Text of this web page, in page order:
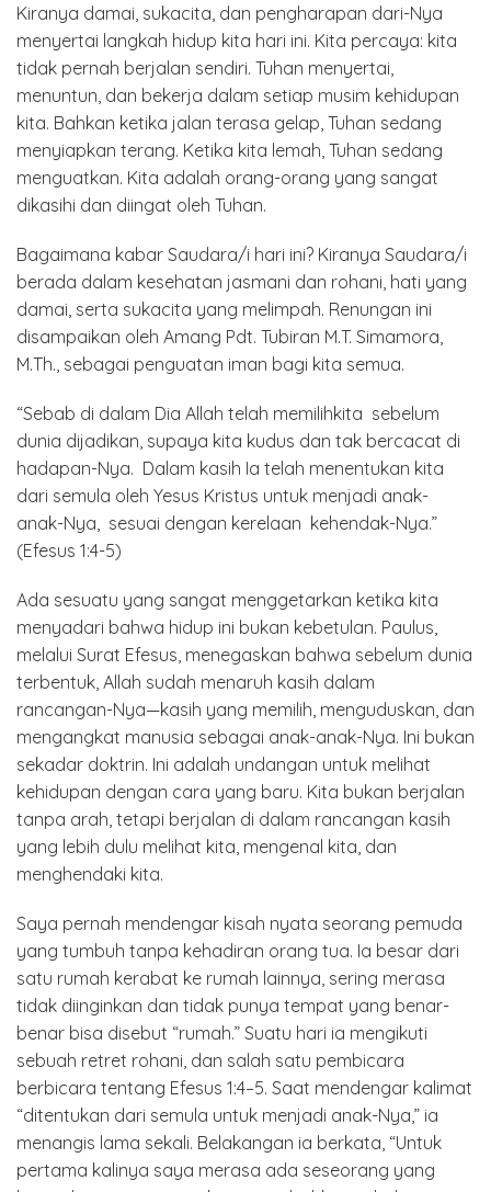
Kiranya damai, sukacita, dan pengharapan dari-Nya
menyertai langkah hidup kita hari ini. Kita percaya: kita
tidak pernah berjalan sendiri. Tuhan menyertai,
menuntun, dan bekerja dalam setiap musim kehidupan
kita. Bahkan ketika jalan terasa gelap, Tuhan sedang
menyiapkan terang. Ketika kita lemah, Tuhan sedang
menguatkan. Kita adalah orang-orang yang sangat
dikasihi dan diingat oleh Tuhan.
Bagaimana kabar Saudara/i hari ini? Kiranya Saudara/i
berada dalam kesehatan jasmani dan rohani, hati yang
damai, serta sukacita yang melimpah. Renungan ini
disampaikan oleh Amang Pdt. Tubiran M.T. Simamora,
M.Th., sebagai penguatan iman bagi kita semua.
“Sebab di dalam Dia Allah telah memilihkita sebelum
dunia dijadikan, supaya kita kudus dan tak bercacat di
hadapan-Nya. Dalam kasih Ia telah menentukan kita
dari semula oleh Yesus Kristus untuk menjadi anak-
anak-Nya, sesuai dengan kerelaan kehendak-Nya.”
(Efesus 1:4-5)
Ada sesuatu yang sangat menggetarkan ketika kita
menyadari bahwa hidup ini bukan kebetulan. Paulus,
melalui Surat Efesus, menegaskan bahwa sebelum dunia
terbentuk, Allah sudah menaruh kasih dalam
rancangan-Nya—kasih yang memilih, menguduskan, dan
mengangkat manusia sebagai anak-anak-Nya. Ini bukan
sekadar doktrin. Ini adalah undangan untuk melihat
kehidupan dengan cara yang baru. Kita bukan berjalan
tanpa arah, tetapi berjalan di dalam rancangan kasih
yang lebih dulu melihat kita, mengenal kita, dan
menghendaki kita.
Saya pernah mendengar kisah nyata seorang pemuda
yang tumbuh tanpa kehadiran orang tua. Ia besar dari
satu rumah kerabat ke rumah lainnya, sering merasa
tidak diinginkan dan tidak punya tempat yang benar-
benar bisa disebut “rumah.” Suatu hari ia mengikuti
sebuah retret rohani, dan salah satu pembicara
berbicara tentang Efesus 1:4–5. Saat mendengar kalimat
“ditentukan dari semula untuk menjadi anak-Nya,” ia
menangis lama sekali. Belakangan ia berkata, “Untuk
pertama kalinya saya merasa ada seseorang yang